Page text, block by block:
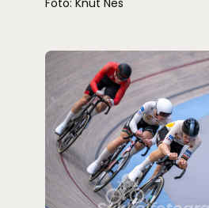
Foto: Knut Nes